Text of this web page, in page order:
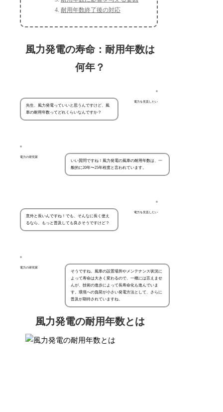
耐用年数終了後の対応
風力発電の寿命：耐用年数は
何年？
電力を見直したい
先生、風力発電っていいと思うんですけど、風
車の耐用年数ってどれくらいなんですか？
電力の研究家
いい質問ですね！風力発電の風車の耐用年数は、一
般的に20年〜25年程度と言われています。
電力を見直したい
意外と長いんですね！でも、そんなに長く使え
るなら、もっと普及しても良さそうですけど？
電力の研究家
そうですね。風車の設置場所やメンテナンス状況に
よって寿命は大きく変わるので、一概には言えませ
んが、技術の進歩によって長寿命化も進んでいま
す。環境への負荷が小さい発電方法として、さらに
普及が期待されていますね。
風力発電の耐用年数とは